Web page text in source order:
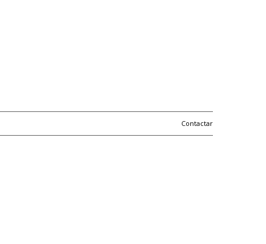
Contactar